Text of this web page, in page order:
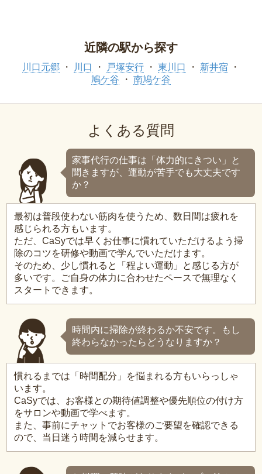
近隣の駅から探す
川口元郷 川口 戸塚安行 東川口
新井宿
鳩ケ谷
南鳩ケ谷
よくある質問
家事代行の仕事は「体力的にきつい」と
聞きますが、運動が苦手でも大丈夫です
か？
最初は普段使わない筋肉を使うため、数日間は疲れを
感じられる方もいます。
ただ、CaSyでは早くお仕事に慣れていただけるよう掃
除のコツを研修や動画で学んでいただけます。
そのため、少し慣れると「程よい運動」と感じる方が
多いです。ご自身の体力に合わせたペースで無理なく
スタートできます。
時間内に掃除が終わるか不安です。もし
終わらなかったらどうなりますか？
慣れるまでは「時間配分」を悩まれる方もいらっしゃ
います。
CaSyでは、お客様との期待値調整や優先順位の付け方
をサロンや動画で学べます。
また、事前にチャットでお客様のご要望を確認できる
ので、当日迷う時間を減らせます。